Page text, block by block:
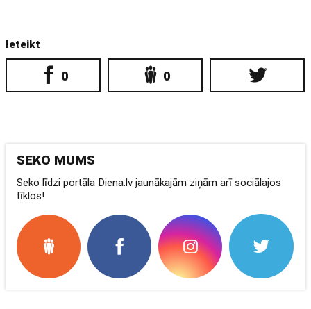
Ieteikt
0 0
SEKO MUMS
Seko līdzi portāla Diena.lv jaunākajām ziņām arī sociālajos
tīklos!